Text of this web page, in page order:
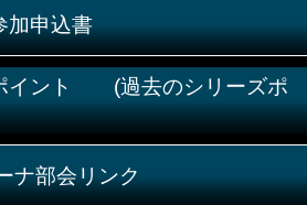
加申込書
イント (過去のシリーズポ
ナ部会リンク